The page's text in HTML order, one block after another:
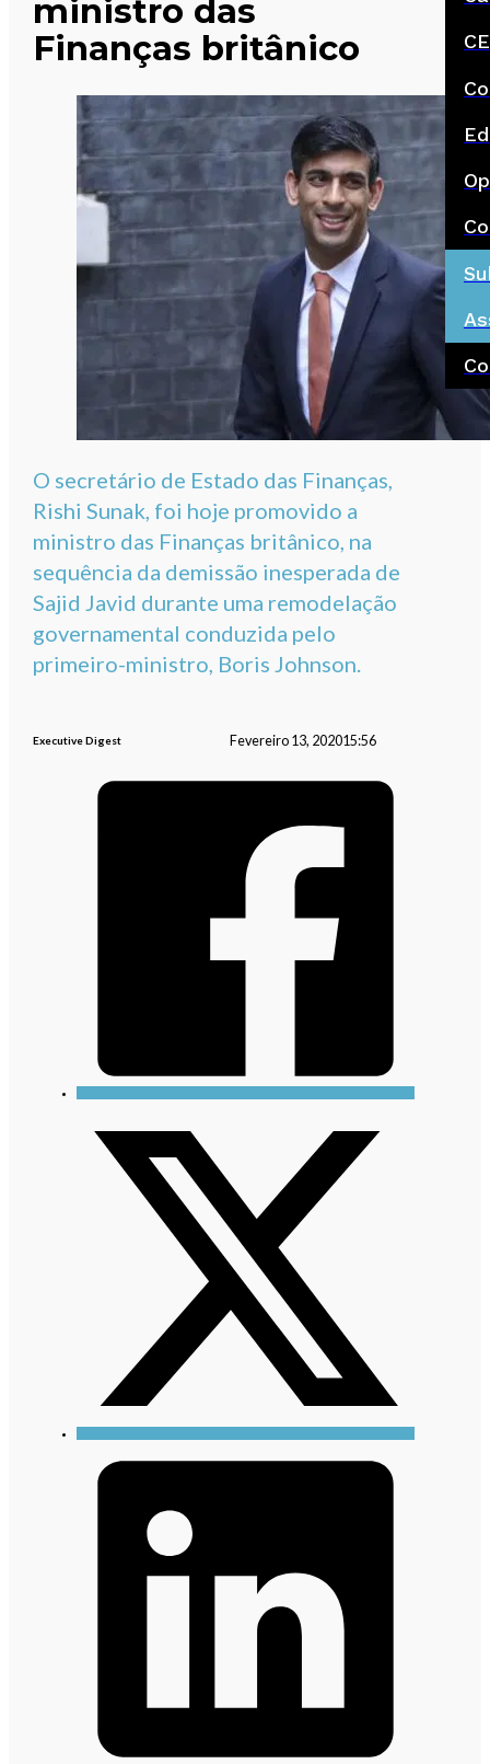
ministro das
Finanças britânico
O secretário de Estado das Finanças,
Rishi Sunak, foi hoje promovido a
ministro das Finanças britânico, na
sequência da demissão inesperada de
Sajid Javid durante uma remodelação
governamental conduzida pelo
primeiro-ministro, Boris Johnson.
Executive Digest Fevereiro 13, 202015:56